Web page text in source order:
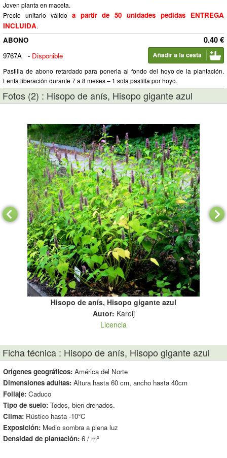
Joven planta en maceta.
Precio unitario válido a partir de 50 unidades pedidas ENTREGA
INCLUIDA.
0.40 €
ABONO
9767A
- Disponible
Pastilla de abono retardado para ponerla al fondo del hoyo de la plantación.
Lenta liberación durante 7 a 8 meses – 1 sola pastilla por hoyo.
Fotos (2) : Hisopo de anís, Hisopo gigante azul
Hisopo de anís, Hisopo gigante azul
Autor: Karelj
Licencia
Ficha técnica : Hisopo de anís, Hisopo gigante azul
Orígenes geográficos: América del Norte
Dimensiones adultas: Altura hasta 60 cm, ancho hasta 40cm
Follaje: Caduco
Tipo de suelo: Todos, bien drenados.
Clima: Rústico hasta -10°C
Exposición: Medio sombra a plena luz
Densidad de plantación: 6 / m²